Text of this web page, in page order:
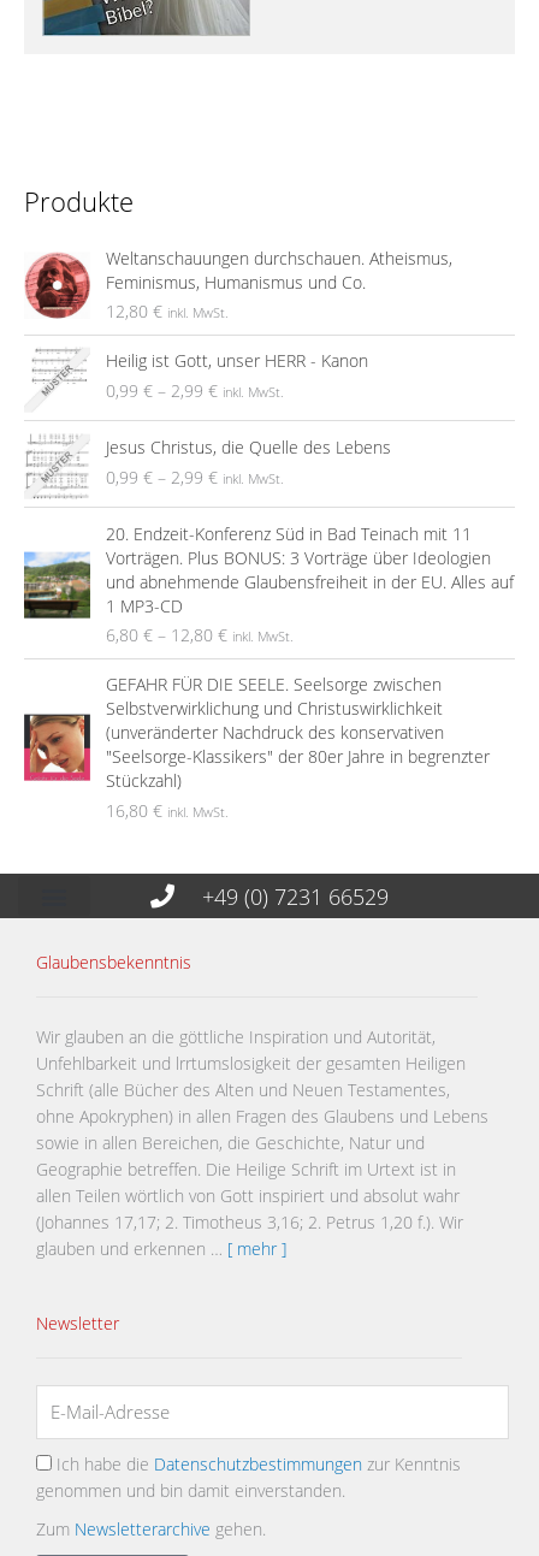
Produkte
Weltanschauungen durchschauen. Atheismus,
Feminismus, Humanismus und Co.
12,80€ inkl. MwSt.
Heilig ist Gott, unser HERR - Kanon
0,99€ – 2,99€ inkl. MwSt.
Jesus Christus, die Quelle des Lebens
0,99€ – 2,99€ inkl. MwSt.
20. Endzeit-Konferenz Süd in Bad Teinach mit 11
Vorträgen. Plus BONUS: 3 Vorträge über Ideologien
und abnehmende Glaubensfreiheit in der EU. Alles auf
1 MP3-CD
6,80€ – 12,80€ inkl. MwSt.
GEFAHR FÜR DIE SEELE. Seelsorge zwischen
Selbstverwirklichung und Christuswirklichkeit
(unveränderter Nachdruck des konservativen
"Seelsorge-Klassikers" der 80er Jahre in begrenzter
Stückzahl)
16,80€ inkl. MwSt.
+49 (0) 7231 66529
Glaubensbekenntnis
Wir glauben an die göttliche Inspiration und Autorität,
Unfehlbarkeit und lrrtumslosigkeit der gesamten Heiligen
Schrift (alle Bücher des Alten und Neuen Testamentes,
ohne Apokryphen) in allen Fragen des Glaubens und Lebens
sowie in allen Bereichen, die Geschichte, Natur und
Geographie betreffen. Die Heilige Schrift im Urtext ist in
allen Teilen wörtlich von Gott inspiriert und absolut wahr
(Johannes 17,17; 2. Timotheus 3,16; 2. Petrus 1,20 f.). Wir
glauben und erkennen … [ mehr ]
Newsletter
Ich habe die Datenschutzbestimmungen zur Kenntnis
genommen und bin damit einverstanden.
Zum Newsletterarchive gehen.